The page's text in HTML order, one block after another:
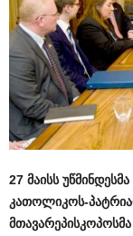
27 მაისს
კათოლიკოს-